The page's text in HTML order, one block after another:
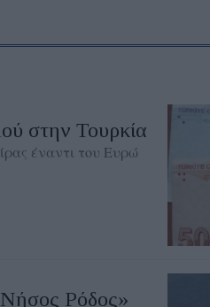
στην Τουρκία
έναντι του Ευρώ
Ρόδος»